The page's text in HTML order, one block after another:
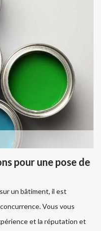
pour une pose de
un bâtiment, il est
Vous vous
et la réputation et